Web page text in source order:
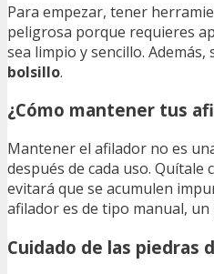
Para empezar, tener
peligrosa porque requieres
sea limpio y sencillo.
bolsillo.
¿Cómo mantener tus
Mantener el afilador no es
después de cada uso.
evitará que se acumulen
afilador es de tipo manual,
Cuidado de las piedras